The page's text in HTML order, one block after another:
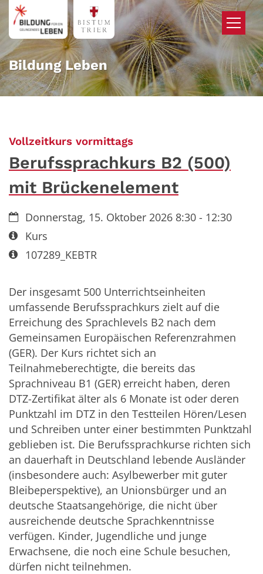
Zum Inhalt springen
Bildung Leben
Vollzeitkurs vormittags:
Berufssprachkurs B2 (500)
mit Brückenelement
Datum:Donnerstag, 15. Oktober 2026 8:30 - 12:30
Art bzw. Nummer:
Kurs
Art bzw. Nummer:
107289_KEBTR
Der insgesamt 500 Unterrichtseinheiten
umfassende Berufssprachkurs zielt auf die
Erreichung des Sprachlevels B2 nach dem
Gemeinsamen Europäischen Referenzrahmen
(GER). Der Kurs richtet sich an
Teilnahmeberechtigte, die bereits das
Sprachniveau B1 (GER) erreicht haben, deren
DTZ-Zertifikat älter als 6 Monate ist oder deren
Punktzahl im DTZ in den Testteilen Hören/Lesen
und Schreiben unter einer bestimmten Punktzahl
geblieben ist. Die Berufssprachkurse richten sich
an dauerhaft in Deutschland lebende Ausländer
(insbesondere auch: Asylbewerber mit guter
Bleibeperspektive), an Unionsbürger und an
deutsche Staatsangehörige, die nicht über
ausreichende deutsche Sprachkenntnisse
verfügen. Kinder, Jugendliche und junge
Erwachsene, die noch eine Schule besuchen,
dürfen nicht teilnehmen.